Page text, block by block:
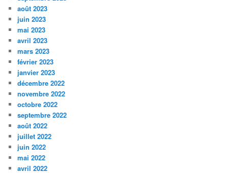
août 2023
juin 2023
mai 2023
avril 2023
mars 2023
février 2023
janvier 2023
décembre 2022
novembre 2022
octobre 2022
septembre 2022
août 2022
juillet 2022
juin 2022
mai 2022
avril 2022